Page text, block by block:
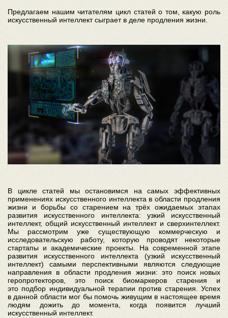
Предлагаем нашим читателям цикл статей о том, какую роль
искусственный интеллект сыграет в деле продления жизни.
В цикле статей мы остановимся на самых эффективных
применениях искусственного интеллекта в области продления
жизни и борьбы со старением на трёх ожидаемых этапах
развития искусственного интеллекта: узкий искусственный
интеллект, общий искусственный интеллект и сверхинтеллект.
Мы рассмотрим уже существующую коммерческую и
исследовательскую работу, которую проводят некоторые
стартапы и академические проекты. На современной этапе
развития искусственного интеллекта (узкий искусственный
интеллект) самыми перспективными являются следующие
направления в области продления жизни: это поиск новых
геропротекторов, это поиск биомаркеров старения и
это подбор индивидуальной терапии против старения. Успех
в данной области мог бы помочь живущим в настоящее время
людям дожить до момента, когда появится лучший
искусственный интеллект.